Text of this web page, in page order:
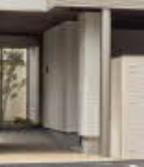
シャーメゾンセレクション
ShaMaison STYLE